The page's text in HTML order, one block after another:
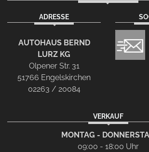
ADRESSE
AUTOHAUS BERND
LURZ KG
Olpener Str. 31
51766 Engelskirchen
02263 / 20084
VERKAUF
MONTAG -
09:00 - 18:00 Uhr